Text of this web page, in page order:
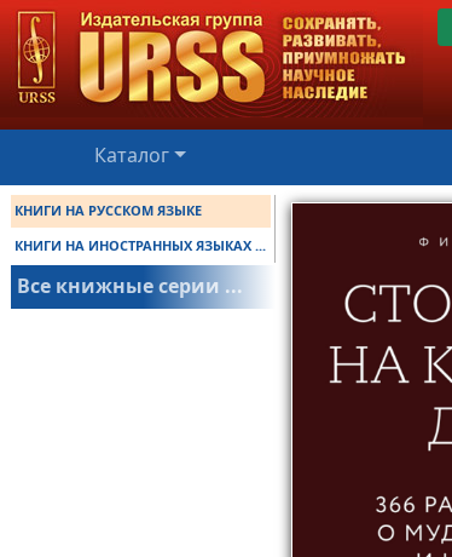
Каталог
КНИГИ НА РУССКОМ ЯЗЫКЕ
КНИГИ НА ИНОСТРАННЫХ ЯЗЫКАХ ...
Все книжные серии ...